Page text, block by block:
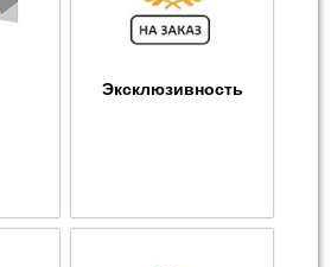
Эксклюзивность